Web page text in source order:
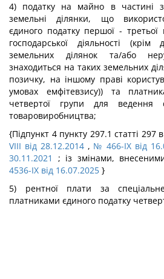
4) податку на майно в частині
земельні ділянки, що
єдиного податку першої -
господарської діяльності (крім
земельних ділянок та/або
знаходиться на таких земельних
позичку, на іншому праві
умовах емфітевзису)) та
четвертої групи для ведення
товаровиробництва;
{Підпункт 4 пункту 297.1 статті 297
VIII від 28.12.2014, № 466-IX від
30.11.2021
; із змінами,
4536-IX від 16.07.2025 }
5) рентної плати за
платниками єдиного податку